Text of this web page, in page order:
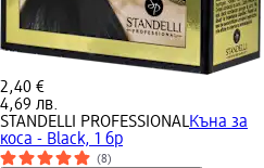
2,40 €
4,69 лв.
STANDELLI PROFESSIONALКъна за
коса - Black, 1 бр
(8)